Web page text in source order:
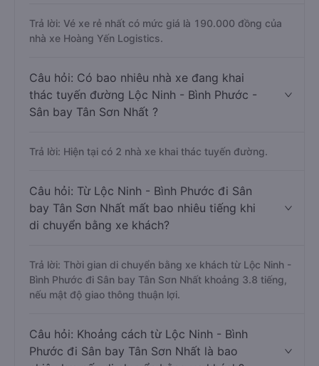
Trả lời: Vé xe rẻ nhất có mức giá là 190.000 đồng của
nhà xe Hoàng Yến Logistics.
Câu hỏi: Có bao nhiêu nhà xe đang khai
thác tuyến đường Lộc Ninh - Bình Phước -
Sân bay Tân Sơn Nhất ?
Trả lời: Hiện tại có 2 nhà xe khai thác tuyến đường.
Câu hỏi: Từ Lộc Ninh - Bình Phước đi Sân
bay Tân Sơn Nhất mất bao nhiêu tiếng khi
di chuyển bằng xe khách?
Trả lời: Thời gian di chuyển bằng xe khách từ Lộc Ninh -
Bình Phước đi Sân bay Tân Sơn Nhất khoảng 3.8 tiếng,
nếu mật độ giao thông thuận lợi.
Câu hỏi: Khoảng cách từ Lộc Ninh - Bình
Phước đi Sân bay Tân Sơn Nhất là bao